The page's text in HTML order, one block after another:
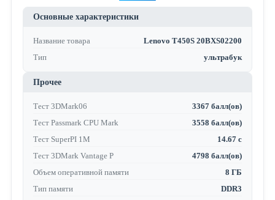
Основные характеристики
Название товара
Lenovo T450S 20BXS02200
Тип
ультрабук
Прочее
Тест 3DMark06
3367 балл(ов)
Тест Passmark CPU Mark
3558 балл(ов)
Тест SuperPI 1M
14.67 с
Тест 3DMark Vantage P
4798 балл(ов)
Объем оперативной памяти
8 ГБ
Тип памяти
DDR3